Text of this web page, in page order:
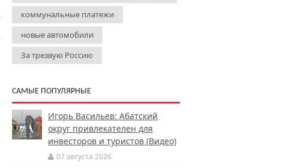
коммунальные платежи
новые автомобили
За трезвую Россию
САМЫЕ ПОПУЛЯРНЫЕ
Игорь Васильев: Абатский
округ привлекателен для
инвесторов и туристов (Видео)
07 августа 2026